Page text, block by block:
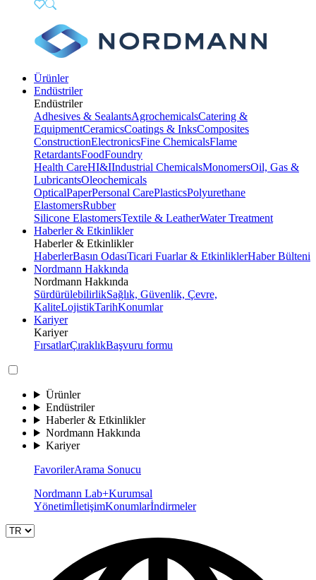
Ürünler
Endüstriler
Endüstriler
Adhesives & SealantsAgrochemicalsCatering &
EquipmentCeramicsCoatings & InksComposites
ConstructionElectronicsFine ChemicalsFlame
RetardantsFoodFoundry
Health CareHI&IIndustrial ChemicalsMonomersOil, Gas &
LubricantsOleochemicals
OpticalPaperPersonal CarePlasticsPolyurethane
ElastomersRubber
Silicone ElastomersTextile & LeatherWater Treatment
Haberler & Etkinlikler
Haberler & Etkinlikler
HaberlerBasın OdasıTicari Fuarlar & EtkinliklerHaber Bülteni
Nordmann Hakkında
Nordmann Hakkında
SürdürülebilirlikSağlık, Güvenlik, Çevre,
KaliteLojistikTarihKonumlar
Kariyer
Kariyer
FırsatlarÇıraklıkBaşvuru formu
Ürünler
Endüstriler
Haberler & Etkinlikler
Nordmann Hakkında
Kariyer
FavorilerArama Sonucu
Nordmann Lab+Kurumsal
YönetimİletişimKonumlarİndirmeler